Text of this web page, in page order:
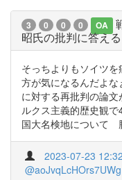
3 0 0 0 OA
昭氏の批判に答える
そっちよりもソイツ
方が気になるんだよ
に対する再批判の論
ルクス主義的歴史観
国大名検地について
2023-07-23
@aoJvqLcHOrs7UWg